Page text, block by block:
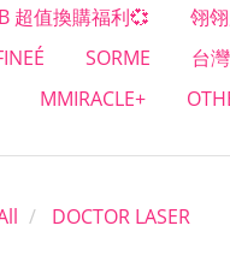
超值換購福利💞 翎
SORME 台
MMIRACLE+
DOCTOR LASER